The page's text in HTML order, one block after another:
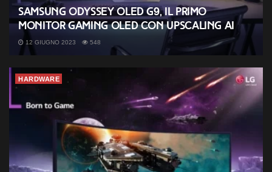
Samsung Odyssey OLED G9, il primo
monitor gaming OLED con upscaling AI
12 GIUGNO 2023 548
HARDWARE